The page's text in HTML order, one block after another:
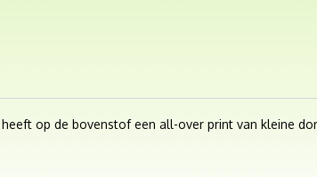
op de bovenstof een all-over print van kleine